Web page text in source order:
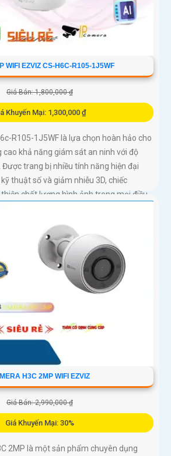
WIFI EZVIZ CS-H6C-R105-1J5WF
Giá Bán: 1,800,000 ₫
Khuyến Mại: 1,300,000 ₫
R105-1J5WF là lựa chọn hoàn hảo cho
khả năng giám sát an ninh với độ
Được trang bị nhiều tính năng hiện đại
thuật số và giảm nhiễu 3D, chiếc
chất lượng hình ảnh trong mọi điều
H3C 2MP WIFI EZVIZ
Giá Bán: 2,990,000 ₫
Giá Khuyến Mại: 30%
2MP là một sản phẩm chuyên dụng